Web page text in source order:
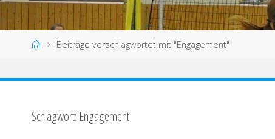
StartBeiträge verschlagwortet mit "Engagement"
Schlagwort: Engagement